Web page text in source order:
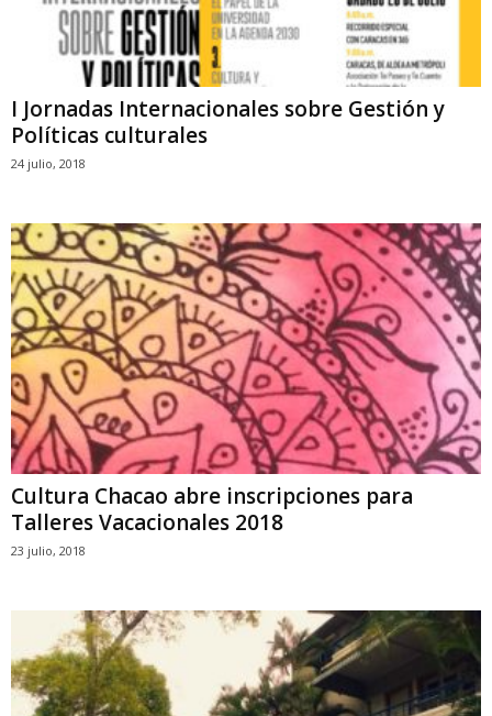
I Jornadas Internacionales sobre Gestión y
Políticas culturales
24 julio, 2018
Cultura Chacao abre inscripciones para
Talleres Vacacionales 2018
23 julio, 2018